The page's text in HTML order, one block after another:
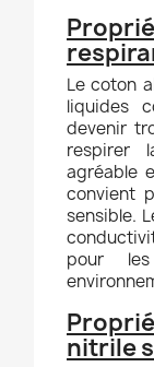
Le coton
liquides
devenir
respirer
agréable
convient
sensible.
pour
nitrile